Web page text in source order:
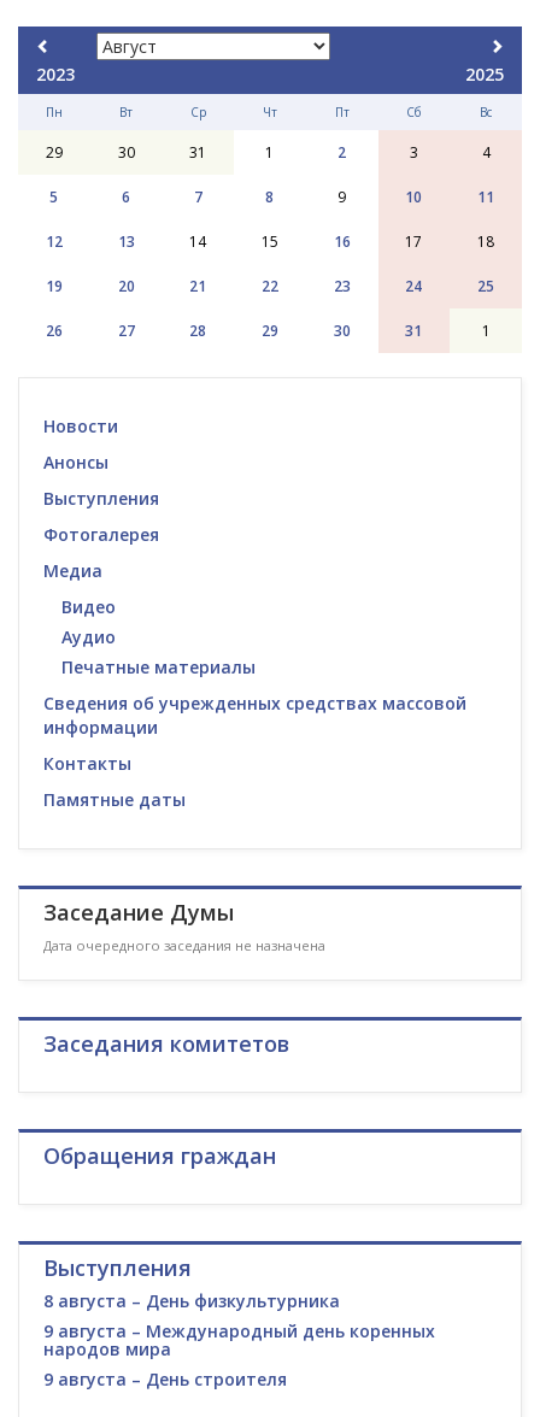
2023 2025
Пн Вт Ср Чт Пт Сб Вс
29 30 31 1 2 3 4
5 6 7 8 9 10 11
12 13 14 15 16 17 18
19 20 21 22 23 24 25
26 27 28 29 30 31 1
Новости
Анонсы
Выступления
Фотогалерея
Медиа
Видео
Аудио
Печатные материалы
Сведения об учрежденных средствах массовой
информации
Контакты
Памятные даты
Заседание Думы
Дата очередного заседания не назначена
Заседания комитетов
Обращения граждан
Выступления
8 августа – День физкультурника
9 августа – Международный день коренных
народов мира
9 августа – День строителя